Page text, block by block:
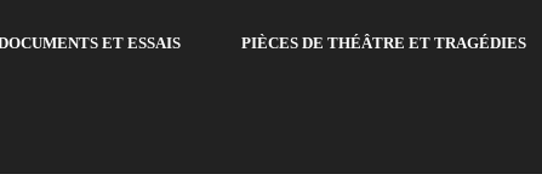
ET ESSAIS PIÈCES DE THÉÂTRE ET TRAGÉDIES